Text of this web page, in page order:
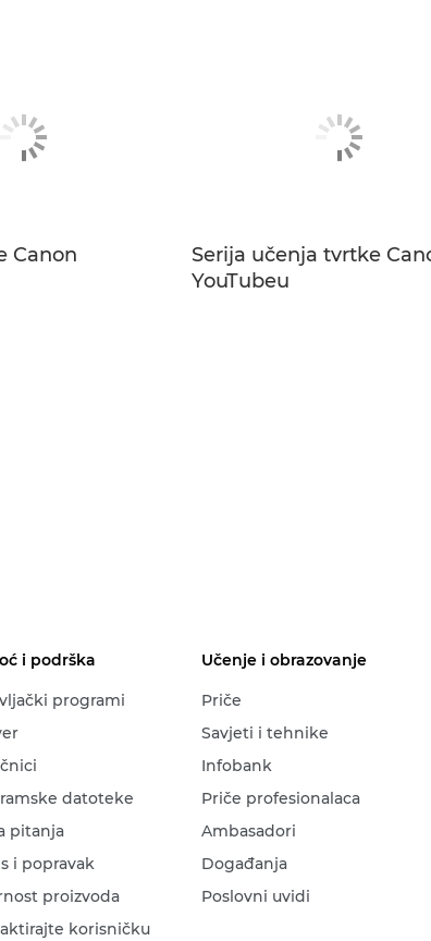
Canon
Serija učenja tvrtke
YouTubeu
i podrška
programi
datoteke
pitanja
i popravak
proizvoda
korisničku
Učenje i obrazovanje
Priče
Savjeti i tehnike
Infobank
Priče profesionalaca
Ambasadori
Događanja
Poslovni uvidi